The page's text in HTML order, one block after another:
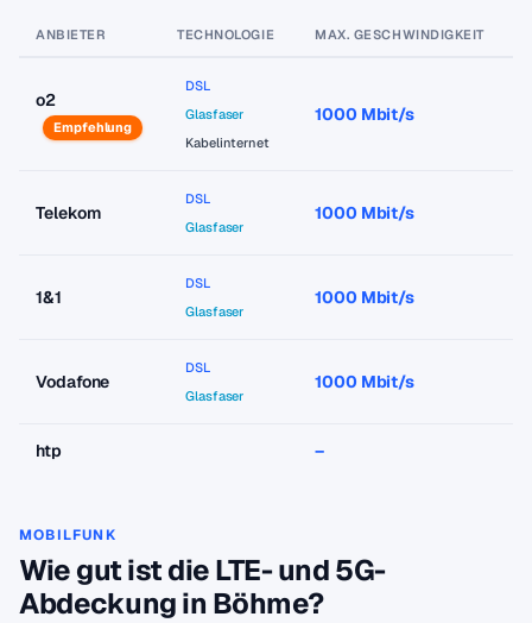
ANBIETER TECHNOLOGIE MAX. GESCHWINDIGKEIT
o2
Empfehlung
DSL
Glasfaser
Kabelinternet
1000 Mbit/s
Telekom
DSL
Glasfaser
1000 Mbit/s
1&1
DSL
Glasfaser
1000 Mbit/s
Vodafone
DSL
Glasfaser
1000 Mbit/s
htp –
MOBILFUNK
Wie gut ist die LTE- und 5G-
Abdeckung in Böhme?